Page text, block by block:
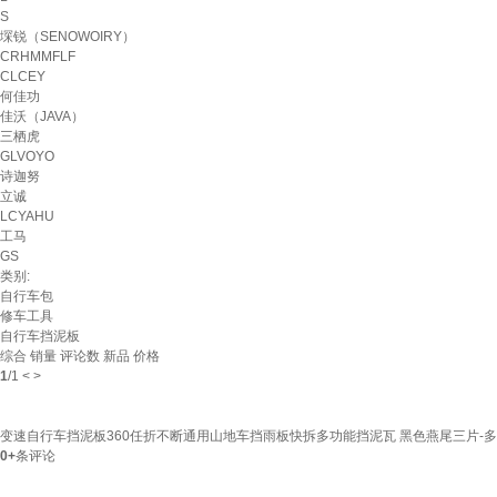
S
堔锐（SENOWOIRY）
CRHMMFLF
CLCEY
何佳功
佳沃（JAVA）
三栖虎
GLVOYO
诗迦努
立诚
LCYAHU
工马
GS
类别:
自行车包
修车工具
自行车挡泥板
综合 销量 评论数 新品 价格
1/1 < >
变速自行车挡泥板360任折不断通用山地车挡雨板快拆多功能挡泥瓦 黑色燕尾三片-
0+条评论